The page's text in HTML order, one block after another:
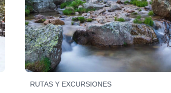
RUTAS Y EXCURSIONES